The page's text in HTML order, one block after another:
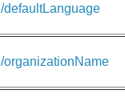
/defaultLanguage
/organizationName